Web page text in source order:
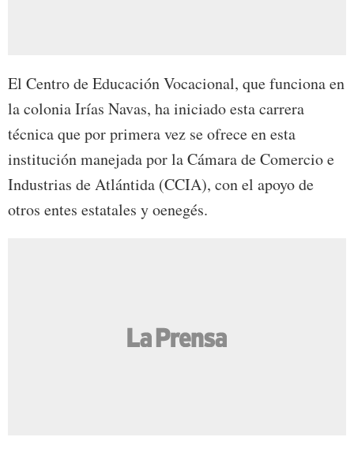
El Centro de Educación Vocacional, que funciona en
la colonia Irías Navas, ha iniciado esta carrera
técnica que por primera vez se ofrece en esta
institución manejada por la Cámara de Comercio e
Industrias de Atlántida (CCIA), con el apoyo de
otros entes estatales y oenegés.